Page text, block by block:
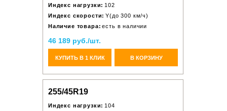
Индекс нагрузки: 102
Индекс скорости: Y(до 300 км/ч)
Наличие товара: есть в наличии
46 189 руб./шт.
КУПИТЬ В 1 КЛИК В КОРЗИНУ
255/45R19
Индекс нагрузки: 104